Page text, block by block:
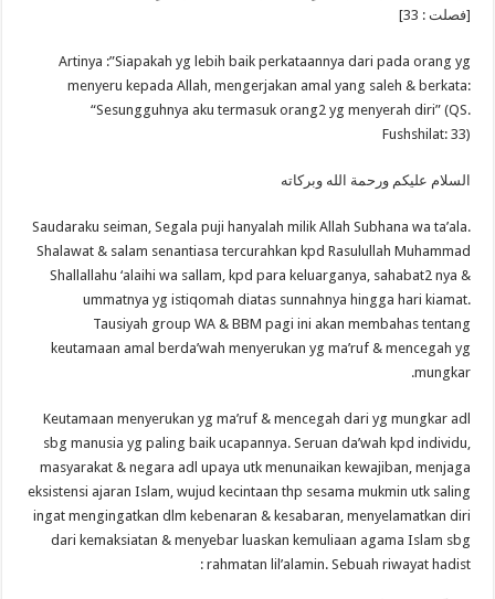
[فصلت : 33]
Artinya :”Siapakah yg lebih baik perkataannya dari pada orang yg
menyeru kepada Allah, mengerjakan amal yang saleh & berkata:
“Sesungguhnya aku termasuk orang2 yg menyerah diri” (QS.
Fushshilat: 33)
السلام عليكم ورحمة الله وبركاته
Saudaraku seiman, Segala puji hanyalah milik Allah Subhana wa ta’ala.
Shalawat & salam senantiasa tercurahkan kpd Rasulullah Muhammad
Shallallahu ‘alaihi wa sallam, kpd para keluarganya, sahabat2 nya &
ummatnya yg istiqomah diatas sunnahnya hingga hari kiamat.
Tausiyah group WA & BBM pagi ini akan membahas tentang
keutamaan amal berda’wah menyerukan yg ma’ruf & mencegah yg
mungkar.
Keutamaan menyerukan yg ma’ruf & mencegah dari yg mungkar adl
sbg manusia yg paling baik ucapannya. Seruan da’wah kpd individu,
masyarakat & negara adl upaya utk menunaikan kewajiban, menjaga
eksistensi ajaran Islam, wujud kecintaan thp sesama mukmin utk saling
ingat mengingatkan dlm kebenaran & kesabaran, menyelamatkan diri
dari kemaksiatan & menyebar luaskan kemuliaan agama Islam sbg
rahmatan lil’alamin. Sebuah riwayat hadist :